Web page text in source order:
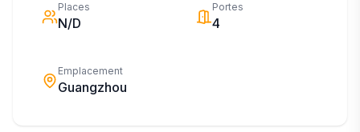
Places
N/D
Portes
4
Emplacement
Guangzhou